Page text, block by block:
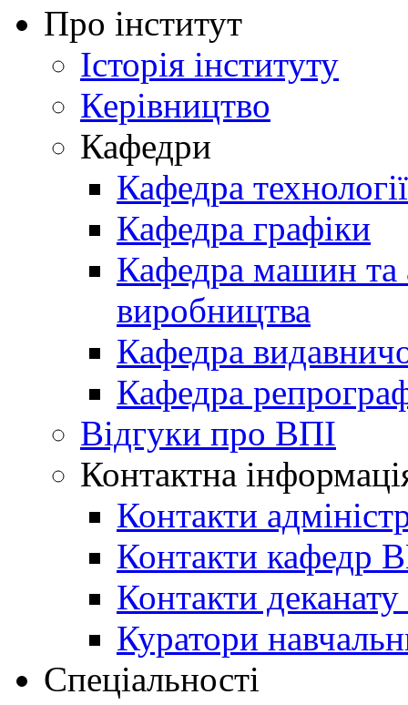
Про інститут
Історія інституту
Керівництво
Кафедри
Кафедра
Кафедра графіки
Кафедра машин та
виробництва
Кафедра
Кафедра
Відгуки про ВПІ
Контактна
Контакти
Контакти кафедр
Контакти
Куратори
Спеціальності